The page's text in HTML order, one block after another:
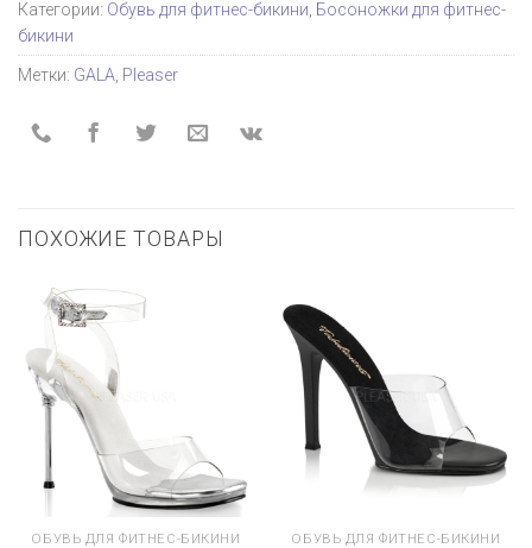
Категории: Обувь для фитнес-бикини, Босоножки для фитнес-
бикини
Метки: GALA, Pleaser
ПОХОЖИЕ ТОВАРЫ
ОБУВЬ ДЛЯ ФИТНЕС-БИКИНИ ОБУВЬ ДЛЯ ФИТНЕС-БИКИНИ